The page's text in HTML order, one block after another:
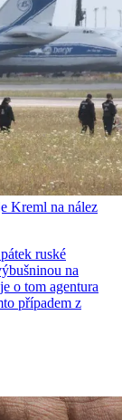
Kreml na nález
ruské
na
o tom agentura
případem z